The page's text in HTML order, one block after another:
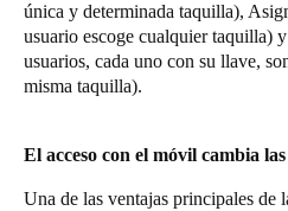
única y determinada taquilla),
usuario escoge cualquier taquilla)
usuarios, cada uno con su llave,
misma taquilla).
El acceso con el móvil cambia
Una de las ventajas principales de